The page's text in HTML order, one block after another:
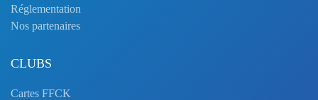
Réglementation
Nos partenaires
CLUBS
Cartes FFCK